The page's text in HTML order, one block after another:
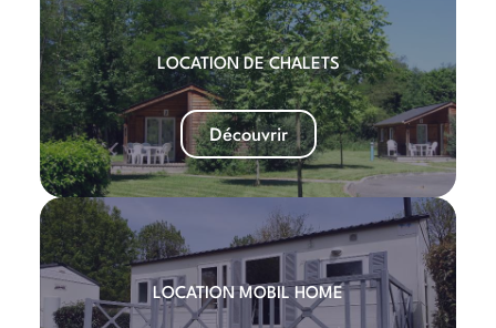
LOCATION DE CHALETS
Découvrir
LOCATION MOBIL HOME